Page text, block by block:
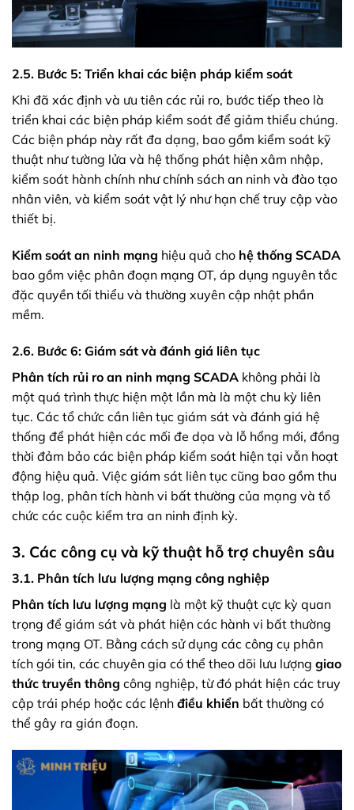
2.5. Bước 5: Triển khai các biện pháp kiểm soát
Khi đã xác định và ưu tiên các rủi ro, bước tiếp theo là
triển khai các biện pháp kiểm soát để giảm thiểu chúng.
Các biện pháp này rất đa dạng, bao gồm kiểm soát kỹ
thuật như tường lửa và hệ thống phát hiện xâm nhập,
kiểm soát hành chính như chính sách an ninh và đào tạo
nhân viên, và kiểm soát vật lý như hạn chế truy cập vào
thiết bị.
Kiểm soát an ninh mạng hiệu quả cho hệ thống SCADA
bao gồm việc phân đoạn mạng OT, áp dụng nguyên tắc
đặc quyền tối thiểu và thường xuyên cập nhật phần
mềm.
2.6. Bước 6: Giám sát và đánh giá liên tục
Phân tích rủi ro an ninh mạng SCADA không phải là
một quá trình thực hiện một lần mà là một chu kỳ liên
tục. Các tổ chức cần liên tục giám sát và đánh giá hệ
thống để phát hiện các mối đe dọa và lỗ hổng mới, đồng
thời đảm bảo các biện pháp kiểm soát hiện tại vẫn hoạt
động hiệu quả. Việc giám sát liên tục cũng bao gồm thu
thập log, phân tích hành vi bất thường của mạng và tổ
chức các cuộc kiểm tra an ninh định kỳ.
3. Các công cụ và kỹ thuật hỗ trợ chuyên sâu
3.1. Phân tích lưu lượng mạng công nghiệp
Phân tích lưu lượng mạng là một kỹ thuật cực kỳ quan
trọng để giám sát và phát hiện các hành vi bất thường
trong mạng OT. Bằng cách sử dụng các công cụ phân
tích gói tin, các chuyên gia có thể theo dõi lưu lượng giao
thức truyền thông công nghiệp, từ đó phát hiện các truy
cập trái phép hoặc các lệnh điều khiển bất thường có
thể gây ra gián đoạn.